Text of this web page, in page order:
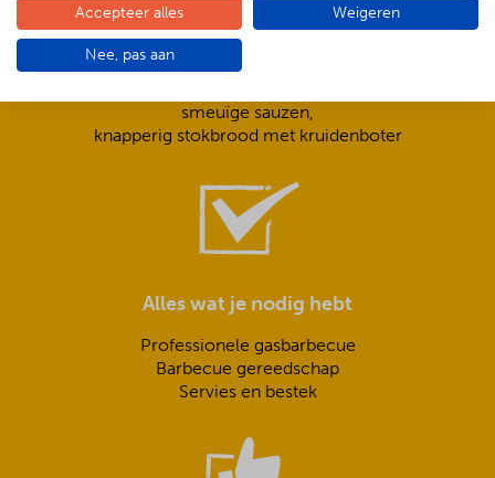
Compleet is ook écht compleet!
smeuïge sauzen,
knapperig stokbrood met kruidenboter
Alles wat je nodig hebt
Professionele gasbarbecue
Barbecue gereedschap
Servies en bestek
Accepteer alles Weigeren
Nee, pas aan